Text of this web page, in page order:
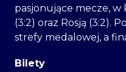
pasjonujące mecze,
(3:2) oraz Rosją (3:2).
strefy medalowej, a
Bilety